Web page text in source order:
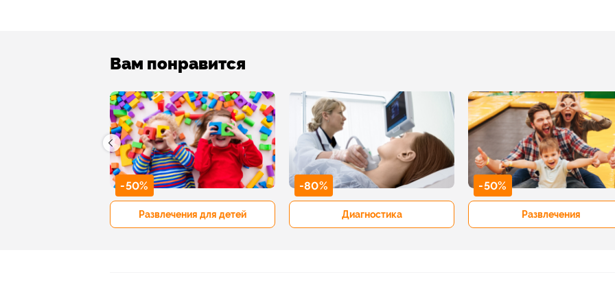
Вам понравится
-50%
Развлечения для детей
-80%
Диагностика
-50%
Развлечения